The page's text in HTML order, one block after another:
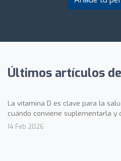
Últimos artículos
La vitamina D es clave para la
cuándo conviene suplementarla y
14 Feb 2026